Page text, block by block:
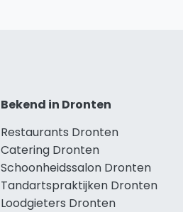
Bekend in Dronten
Restaurants Dronten
Catering Dronten
Schoonheidssalon Dronten
Tandartspraktijken Dronten
Loodgieters Dronten